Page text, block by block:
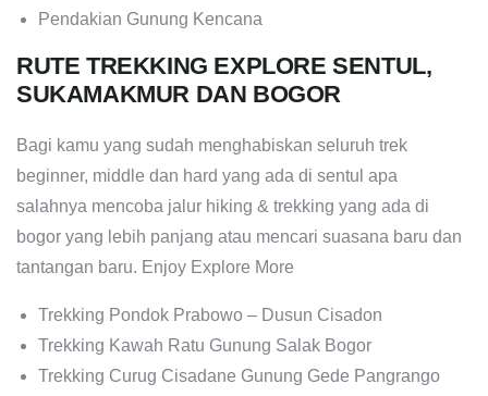
Pendakian Gunung Kencana
RUTE TREKKING EXPLORE SENTUL,
SUKAMAKMUR DAN BOGOR
Bagi kamu yang sudah menghabiskan seluruh trek
beginner, middle dan hard yang ada di sentul apa
salahnya mencoba jalur hiking & trekking yang ada di
bogor yang lebih panjang atau mencari suasana baru dan
tantangan baru. Enjoy Explore More
Trekking Pondok Prabowo – Dusun Cisadon
Trekking Kawah Ratu Gunung Salak Bogor
Trekking Curug Cisadane Gunung Gede Pangrango